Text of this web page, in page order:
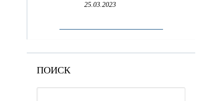
25.03.2023
ПОИСК